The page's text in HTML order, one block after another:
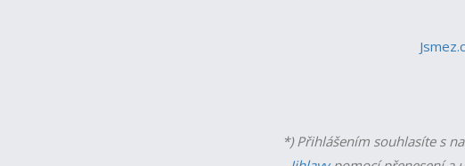
*) Přihlášením souhlasíte s